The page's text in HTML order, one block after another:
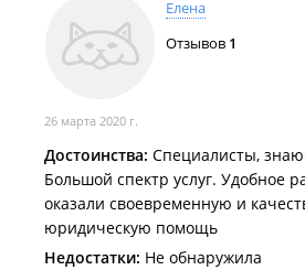
Елена
Отзывов 1
26 марта 2020 г.
Достоинства: Специалисты,
Большой спектр услуг. Удобное
оказали своевременную и
юридическую помощь
Недостатки: Не обнаружила